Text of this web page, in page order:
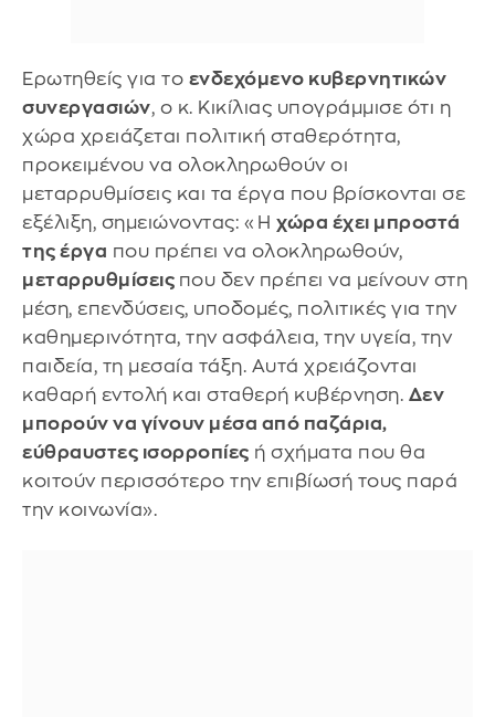
Ερωτηθείς για το ενδεχόμενο κυβερνητικών
συνεργασιών, ο κ. Κικίλιας υπογράμμισε ότι η
χώρα χρειάζεται πολιτική σταθερότητα,
προκειμένου να ολοκληρωθούν οι
μεταρρυθμίσεις και τα έργα που βρίσκονται σε
εξέλιξη, σημειώνοντας: «Η χώρα έχει μπροστά
της έργα που πρέπει να ολοκληρωθούν,
μεταρρυθμίσεις που δεν πρέπει να μείνουν στη
μέση, επενδύσεις, υποδομές, πολιτικές για την
καθημερινότητα, την ασφάλεια, την υγεία, την
παιδεία, τη μεσαία τάξη. Αυτά χρειάζονται
καθαρή εντολή και σταθερή κυβέρνηση. Δεν
μπορούν να γίνουν μέσα από παζάρια,
εύθραυστες ισορροπίες ή σχήματα που θα
κοιτούν περισσότερο την επιβίωσή τους παρά
την κοινωνία».